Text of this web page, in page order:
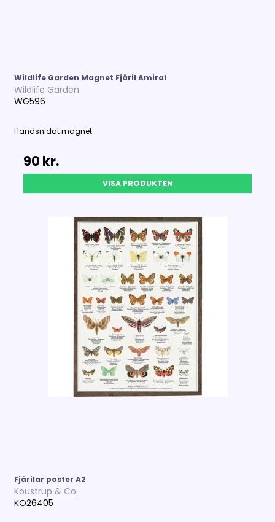
Wildlife Garden Magnet Fjäril Amiral
Wildlife Garden
WG596
Handsnidat magnet
90 kr.
VISA PRODUKTEN
Fjärilar poster A2
Koustrup & Co.
KO26405